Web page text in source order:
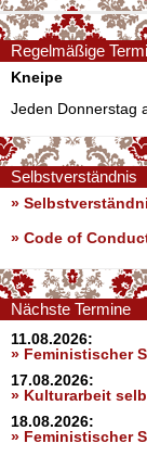
Regelmäßige
Kneipe
Jeden Donnerstag
Selbstverständnis
»
» Code of
Nächste Termine
11.08.2026:
» Feministischer
17.08.2026:
» Kulturarbeit
18.08.2026:
» Feministischer